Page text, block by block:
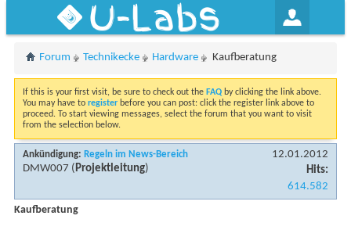
U-Labs
Forum Technikecke Hardware Kaufberatung
If this is your first visit, be sure to check out the FAQ by clicking the link above.
You may have to register before you can post: click the register link above to
proceed. To start viewing messages, select the forum that you want to visit
from the selection below.
Ankündigung: Regeln im News-Bereich
DMW007 (Projektleitung)
12.01.2012
Hits:
614.582
Kaufberatung